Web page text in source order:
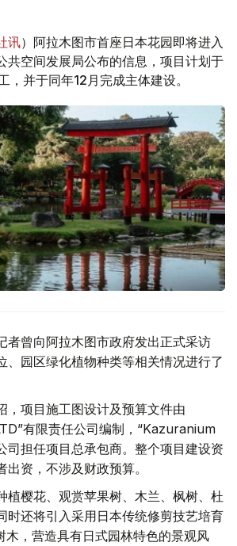
讯）阿拉木图市首座日本花园即将进入
共空间发展局公布的信息，项目计划于
并于同年12月完成主体建设。
者曾向阿拉木图市政府发出正式采访
、园区绿化植物种类等相关情况进行了
，项目施工图设计及预算文件由
有限责任公司编制，“Kazuranium
司担任项目总承包商。整个项目建设资
资，不涉及财政预算。
植樱花、观赏苹果树、木兰、枫树、杜
时还将引入采用日本传统修剪技艺培育
木，营造具有日式园林特色的景观风